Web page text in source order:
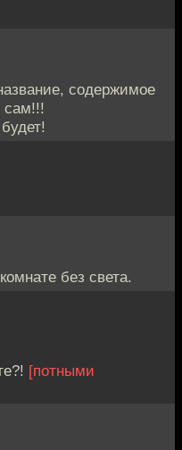
содержимое
сам!!!
без света.
[потными